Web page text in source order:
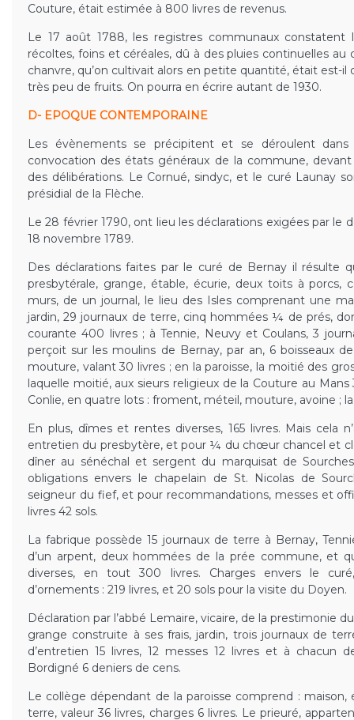
Couture, était estimée à 800 livres de revenus.
Le 17 août 1788, les registres communaux
récoltes, foins et céréales, dû à des pluies continuelles
chanvre, qu’on cultivait alors en petite quantité, était est-il
très peu de fruits. On pourra en écrire autant de 1930.
D- EPOQUE CONTEMPORAINE
Les évènements se précipitent et se déroulent dans
convocation des états généraux de la commune,
des délibérations. Le Cornué, sindyc, et le curé Launay
présidial de la Flèche.
Le 28 février 1790, ont lieu les déclarations exigées par le
18 novembre 1789.
Des déclarations faites par le curé de Bernay il résulte
presbytérale, grange, étable, écurie, deux toits à porcs,
murs, de un journal, le lieu des Isles comprenant une
jardin, 29 journaux de terre, cinq hommées ¼ de prés,
courante 400 livres ; à Tennie, Neuvy et Coulans, 3
perçoit sur les moulins de Bernay, par an, 6 boisseaux
mouture, valant 30 livres ; en la paroisse, la moitié des
laquelle moitié, aux sieurs religieux de la Couture au
Conlie, en quatre lots : froment, méteil, mouture, avoine ;
En plus, dîmes et rentes diverses, 165 livres. Mais cela
entretien du presbytère, et pour ¼ du chœur chancel et
dîner au sénéchal et sergent du marquisat de
obligations envers le chapelain de St. Nicolas de
seigneur du fief, et pour recommandations, messes et
livres 42 sols.
La fabrique possède 15 journaux de terre à Bernay,
d’un arpent, deux hommées de la prée commune, et
diverses, en tout 300 livres. Charges envers le
d’ornements : 219 livres, et 20 sols pour la visite du Doyen.
Déclaration par l’abbé Lemaire, vicaire, de la prestimonie
grange construite à ses frais, jardin, trois journaux de
d’entretien 15 livres, 12 messes 12 livres et à chacun
Bordigné 6 deniers de cens.
Le collège dépendant de la paroisse comprend :
terre, valeur 36 livres, charges 6 livres. Le prieuré,